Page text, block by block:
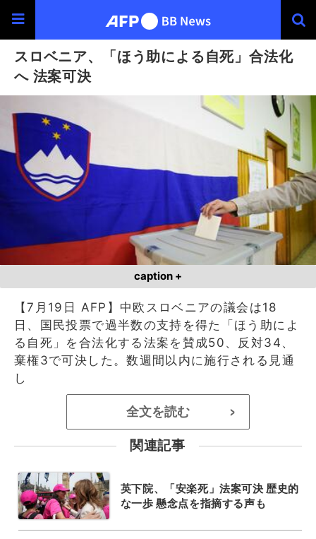
スロベニア、「ほう助による自死」合法化
へ 法案可決
caption +
【7月19日 AFP】中欧スロベニアの議会は18
日、国民投票で過半数の支持を得た「ほう助によ
る自死」を合法化する法案を賛成50、反対34、
棄権3で可決した。数週間以内に施行される見通
し
全文を読む >
関連記事
英下院、「安楽死」法案可決 歴史的
な一歩 懸念点を指摘する声も